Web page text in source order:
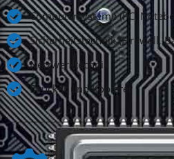
Computersysteme (PC,
Sicherheitstechnik (Firewall,
Netzwerktechnik
Drucker und Kopierer